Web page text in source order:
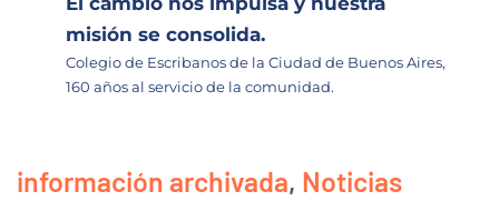
misión se consolida.
Colegio de Escribanos de la Ciudad de Buenos Aires,
160 años al servicio de la comunidad.
información archivada, Noticias